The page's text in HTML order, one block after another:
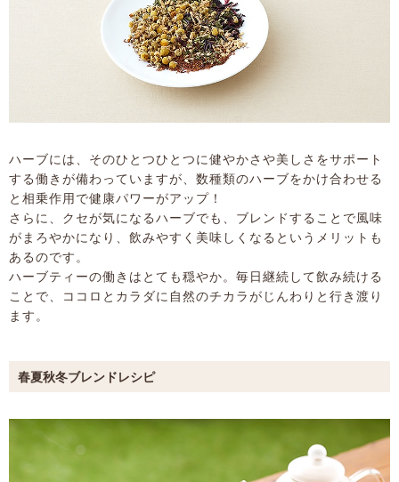
ハーブには、そのひとつひとつに健やかさや美しさをサポート
する働きが備わっていますが、数種類のハーブをかけ合わせる
と相乗作用で健康パワーがアップ！
さらに、クセが気になるハーブでも、ブレンドすることで風味
がまろやかになり、飲みやすく美味しくなるというメリットも
あるのです。
ハーブティーの働きはとても穏やか。毎日継続して飲み続ける
ことで、ココロとカラダに自然のチカラがじんわりと行き渡り
ます。
春夏秋冬ブレンドレシピ